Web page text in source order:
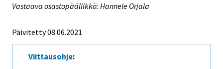
Vastaava osastopäällikkö: Hannele Orjala
Päivitetty 08.06.2021
Viittausohje: